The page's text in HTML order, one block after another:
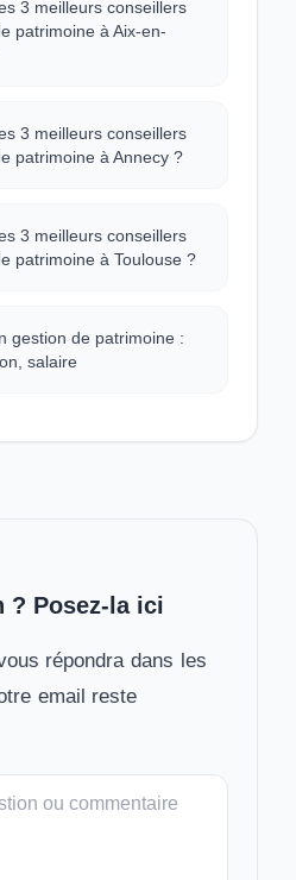
3 meilleurs conseillers
patrimoine à Aix-en-
3 meilleurs conseillers
patrimoine à Annecy ?
3 meilleurs conseillers
patrimoine à Toulouse ?
gestion de patrimoine :
salaire
? Posez-la ici
répondra dans les
email reste